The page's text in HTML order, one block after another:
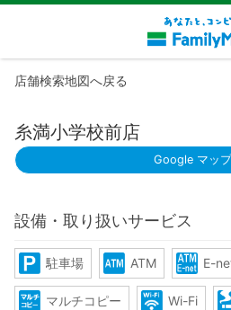
店舗検索地図へ戻る
糸満小学校前店
Google マップ
設備・取り扱いサービス
駐車場 ATM E-
マルチコピー Wi-Fi